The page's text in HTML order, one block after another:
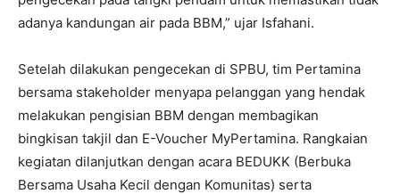
adanya kandungan air pada BBM,” ujar Isfahani.
Setelah dilakukan pengecekan di SPBU, tim Pertamina
bersama stakeholder menyapa pelanggan yang hendak
melakukan pengisian BBM dengan membagikan
bingkisan takjil dan E-Voucher MyPertamina. Rangkaian
kegiatan dilanjutkan dengan acara BEDUKK (Berbuka
Bersama Usaha Kecil dengan Komunitas) serta